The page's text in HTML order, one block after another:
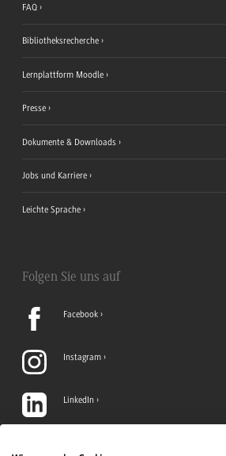
FAQ
Bibliotheksrecherche
Lernplattform Moodle
Presse
Dokumente & Downloads
Jobs und Karriere
Leichte Sprache
Folgen Sie uns auf
Facebook
Instagram
LinkedIn